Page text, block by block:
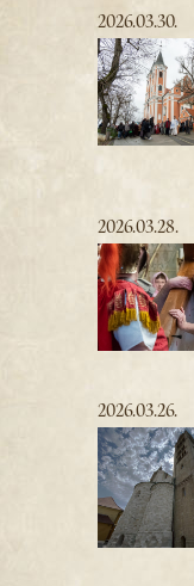
2026.03.30.
2026.03.28.
2026.03.26.